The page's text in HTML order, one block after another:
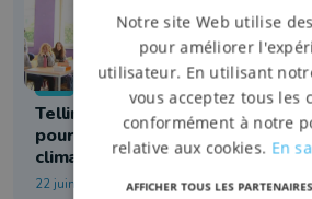
Info
Tellin : le professeur a-t-il été
pour avoir trop abordé les
climatiques ?
22 juin 2023 à 18:23
Notre site Web utilise
pour améliorer
utilisateur. En utilisant
vous acceptez tous les
conformément à notre
relative aux cookies. En
AFFICHER TOUS LES